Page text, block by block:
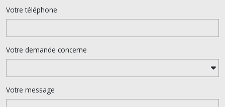
Votre téléphone
Votre demande concerne
Votre message